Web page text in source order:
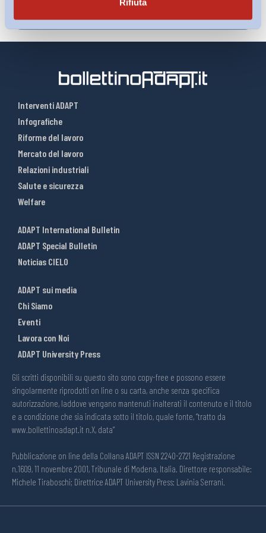
Rifiuta
Interventi ADAPT
Infografiche
Riforme del lavoro
Mercato del lavoro
Relazioni industriali
Salute e sicurezza
Welfare
ADAPT International Bulletin
ADAPT Special Bulletin
Noticias CIELO
ADAPT sui media
Chi Siamo
Eventi
Lavora con Noi
ADAPT University Press
Gli scritti disponibili su questo sito sono copy-free e possono essere
singolarmente riprodotti on line o su carta, anche senza specifica
autorizzazione, laddove vengano mantenuti inalterati il contenuto e il titolo
e a condizione che sia indicata sotto il titolo, quale fonte, “tratto da
www.bollettinoadapt.it n.X, data“
Pubblicazione on line della Collana ADAPT ISSN 2240-2721 Registrazione
n.1609, 11 novembre 2001, Tribunale di Modena, Italia. Direttore responsabile:
Michele Tiraboschi; Direttrice ADAPT University Press: Lavinia Serrani.